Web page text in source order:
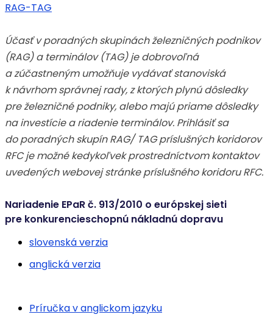
RAG-TAG
Účasť v poradných skupinách železničných podnikov
(RAG) a terminálov (TAG) je dobrovoľná
a zúčastneným umožňuje vydávať stanoviská
k návrhom správnej rady, z ktorých plynú dôsledky
pre železničné podniky, alebo majú priame dôsledky
na investície a riadenie terminálov. Prihlásiť sa
do poradných skupín RAG/ TAG príslušných koridorov
RFC je možné kedykoľvek prostredníctvom kontaktov
uvedených webovej stránke príslušného koridoru RFC.
Nariadenie EPaR č. 913/2010 o európskej sieti
pre konkurencieschopnú nákladnú dopravu
slovenská verzia
anglická verzia
Príručka v anglickom jazyku